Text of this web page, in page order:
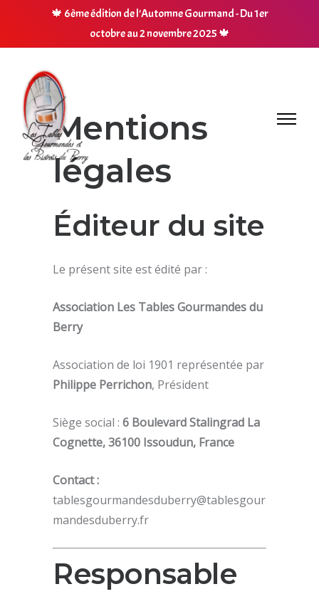
🍁 6ème édition de l'Automne Gourmand - Du 1er
octobre au 2 novembre 2025 🍁
Mentions
légales
Éditeur du site
Le présent site est édité par :
Association Les Tables Gourmandes du
Berry
Association de loi 1901 représentée par
Philippe Perrichon, Président
Siège social : 6 Boulevard Stalingrad La
Cognette, 36100 Issoudun, France
Contact :
tablesgourmandesduberry@tablesgour
mandesduberry.fr
Responsable